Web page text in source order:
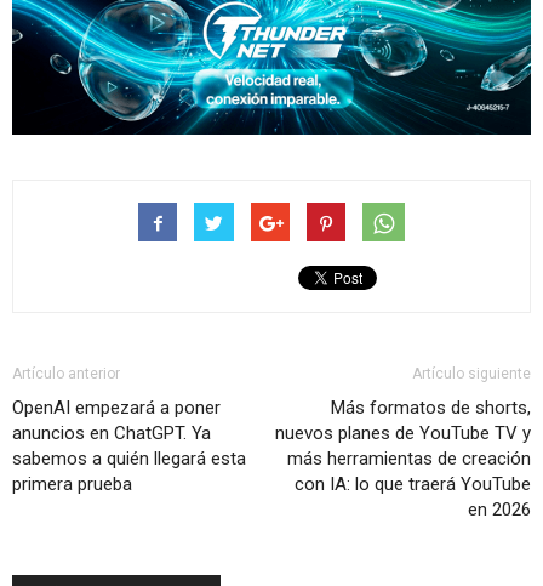
Artículo anterior
OpenAI empezará a poner
anuncios en ChatGPT. Ya
sabemos a quién llegará esta
primera prueba
Artículo siguiente
Más formatos de shorts,
nuevos planes de YouTube TV y
más herramientas de creación
con IA: lo que traerá YouTube
en 2026